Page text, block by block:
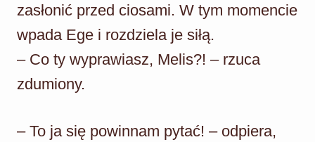
zasłonić przed ciosami. W tym momencie
wpada Ege i rozdziela je siłą.
– Co ty wyprawiasz, Melis?! – rzuca
zdumiony.
– To ja się powinnam pytać! – odpiera,